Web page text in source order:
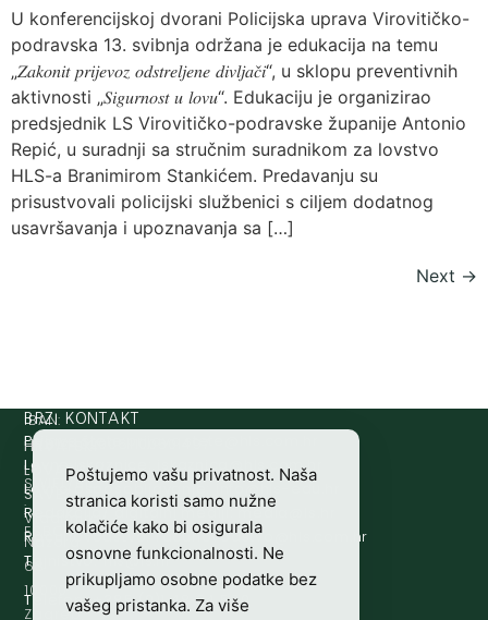
U konferencijskoj dvorani Policijska uprava Virovitičko-
podravska 13. svibnja održana je edukacija na temu
„𝑍𝑎𝑘𝑜𝑛𝑖𝑡 𝑝𝑟𝑖𝑗𝑒𝑣𝑜𝑧 𝑜𝑑𝑠𝑡𝑟𝑒𝑙𝑗𝑒𝑛𝑒 𝑑𝑖𝑣𝑙𝑗𝑎𝑐̌𝑖“, u sklopu preventivnih
aktivnosti „𝑆𝑖𝑔𝑢𝑟𝑛𝑜𝑠𝑡 𝑢 𝑙𝑜𝑣𝑢“. Edukaciju je organizirao
predsjednik LS Virovitičko-podravske županije Antonio
Repić, u suradnji sa stručnim suradnikom za lovstvo
HLS-a Branimirom Stankićem. Predavanju su
prisustvovali policijski službenici s ciljem dodatnog
usavršavanja i upoznavanja sa […]
Next →
HRVATSKI
LOVAČKI
SAVEZ
Vladimira
Nazora
63
10000
Zagreb,
IBAN:
HR8124020061100501497
SWIFT/BIC
:
ESBCHR22
BRZI KONTAKT
Prijava štete:
Lovne iskaznice:
rh.moc.slh
@acinzaksi
Lovno osposobljavanje:
rh.ude-slh
@ofni
Redakcija/ digitalni mediji:@aidem
Računovodstvo:
rh.moc.slh
@ovtsdovonucar
Tajništvo:
rh.sl
@slh
Telefon: +385 (0)1 48 34 560
Poštujemo vašu privatnost. Naša
stranica koristi samo nužne
kolačiće kako bi osigurala
osnovne funkcionalnosti. Ne
prikupljamo osobne podatke bez
vašeg pristanka. Za više